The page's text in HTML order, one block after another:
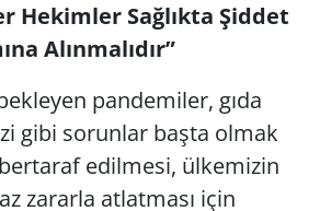
Hekimler Sağlıkta Şiddet
Alınmalıdır”
pandemiler, gıda
gibi sorunlar başta olmak
edilmesi, ülkemizin
zararla atlatması için